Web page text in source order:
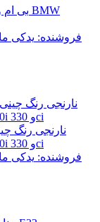
فروشنده: یدکی
مناسب برای 318i , 320i , 323i, 325i, 325ci, 330i و 330ci
فروشنده: یدکی